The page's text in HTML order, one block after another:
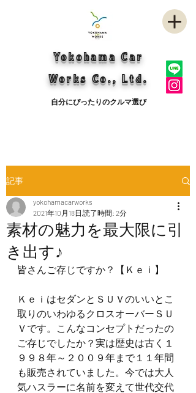
Yokohama Car
Works Co., Ltd.
自分にぴったりのクルマ選び
記事
素材の魅力を最大限に引
き出す♪
yokohamacarworks
2021年10月18日 読了時間: 2分
皆さんご存じですか？【Ｋｅｉ】
ＫｅｉはセダンとＳＵＶのいいとこ
取りのいわゆるクロスオーバーＳＵ
Ｖです。こんなコンセプトだったの
ご存じでしたか？実は歴史は古く１
９９８年～２００９年まで１１年間
も販売されていました。今では大人
気ハスラーに名前を変えて世代交代